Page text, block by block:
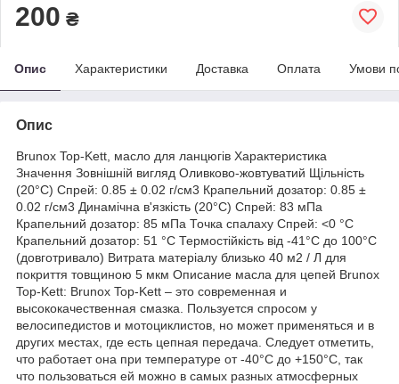
200 ₴
Опис Характеристики Доставка Оплата Умови
Опис
Brunox Top-Kett, масло для ланцюгів Характеристика
Значення Зовнішній вигляд Оливково-жовтуватий Щільність
(20°С) Спрей: 0.85 ± 0.02 г/см3 Крапельний дозатор: 0.85 ±
0.02 г/см3 Динамічна в'язкість (20°С) Спрей: 83 мПа
Крапельний дозатор: 85 мПа Точка спалаху Спрей: <0 °С
Крапельний дозатор: 51 °С Термостійкість від -41°C до 100°C
(довготривало) Витрата матеріалу близько 40 м2 / Л для
покриття товщиною 5 мкм Описание масла для цепей Brunox
Top-Kett: Brunox Top-Kett – это современная и
высококачественная смазка. Пользуется спросом у
велосипедистов и мотоциклистов, но может применяться и в
других местах, где есть цепная передача. Следует отметить,
что работает она при температуре от -40°C до +150°C, так
что пользоваться ей можно в самых разных атмосферных